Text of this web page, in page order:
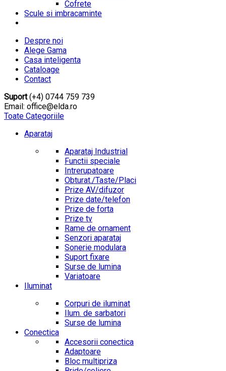
Cofrete
Scule si imbracaminte
Despre noi
Alege Gama
Casa inteligenta
Cataloage
Contact
Suport(+4) 0744 759 739
Email: office@elda.ro
Toate Categoriile
Aparataj
Aparataj Industrial
Functii speciale
Intrerupatoare
Obturat./Taste/Placi
Prize AV/difuzor
Prize date/telefon
Prize de forta
Prize tv
Rame de ornament
Senzori aparataj
Sonerie modulara
Suport fixare
Surse de lumina
Variatoare
Iluminat
Corpuri de iluminat
Ilum. de sarbatori
Surse de lumina
Conectica
Accesorii conectica
Adaptoare
Bloc multipriza